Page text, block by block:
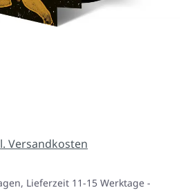
Versandkosten
Lieferzeit 11-15 Werktage -